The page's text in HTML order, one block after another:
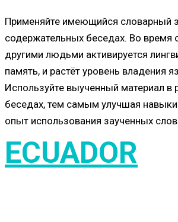
Применяйте имеющийся словарный
содержательных беседах. Во время
другими людьми активируется
память, и растёт уровень владения
Используйте выученный материал в
беседах, тем самым улучшая навыки
опыт использования заученных
ECUADOR